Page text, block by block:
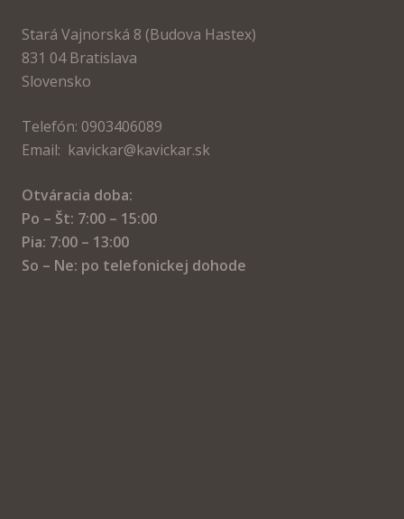
Stará Vajnorská 8 (Budova Hastex)
831 04 Bratislava
Slovensko
Telefón: 0903406089
Email: kavickar@kavickar.sk
Otváracia doba:
Po – Št: 7:00 – 15:00
Pia: 7:00 – 13:00
So – Ne: po telefonickej dohode